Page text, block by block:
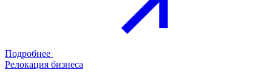
Подробнее
Релокация бизнеса